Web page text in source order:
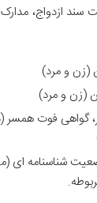
سند ازدواج،
(زن و مرد)
(زن و مرد)
فوت همسر
شناسنامه ای